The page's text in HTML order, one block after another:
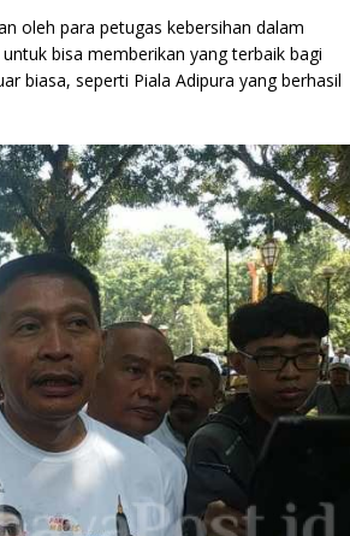
oleh para petugas kebersihan dalam
bisa memberikan yang terbaik bagi
biasa, seperti Piala Adipura yang berhasil